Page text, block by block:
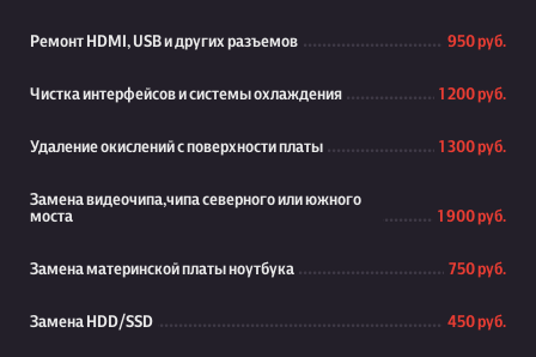
Ремонт HDMI, USB и других разъемов 950 руб.
Чистка интерфейсов и системы охлаждения 1 200 руб.
Удаление окислений с поверхности платы 1 300 руб.
Замена видеочипа,чипа северного или южного
моста
1 900 руб.
Замена материнской платы ноутбука 750 руб.
Замена HDD/SSD 450 руб.